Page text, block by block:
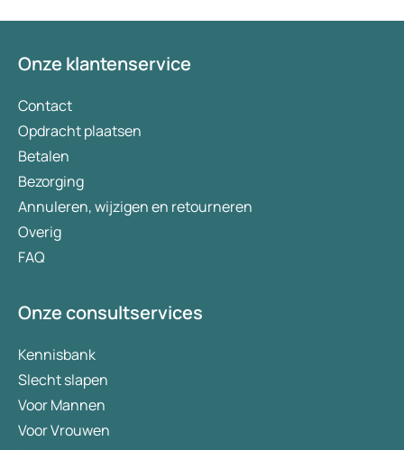
moment van schrijven nog niet beschikbaar of
van de bestaande behandelingen voor obesitas
en overgewicht? In dit artikel bespreken we de
werking, mogelijke voordelen en de
onderzoeksresultaten tot nu toe.
Onze klantenservice
Contact
Opdracht plaatsen
Betalen
Bezorging
Annuleren, wijzigen en retourneren
Overig
FAQ
Onze consultservices
Kennisbank
Slecht slapen
Voor Mannen
Voor Vrouwen